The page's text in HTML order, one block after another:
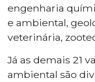
engenharia
e ambiental,
veterinária,
Já as demais 21
ambiental são